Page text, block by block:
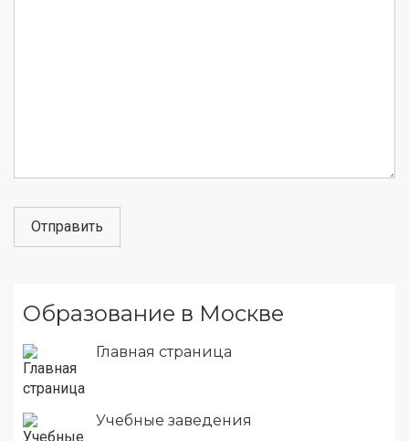
Образование в Москве
Главная страница
Учебные заведения